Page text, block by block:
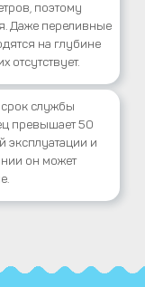
поэтому
Даже переливные
на глубине
отсутствует.
службы
превышает 50
эксплуатации и
он может